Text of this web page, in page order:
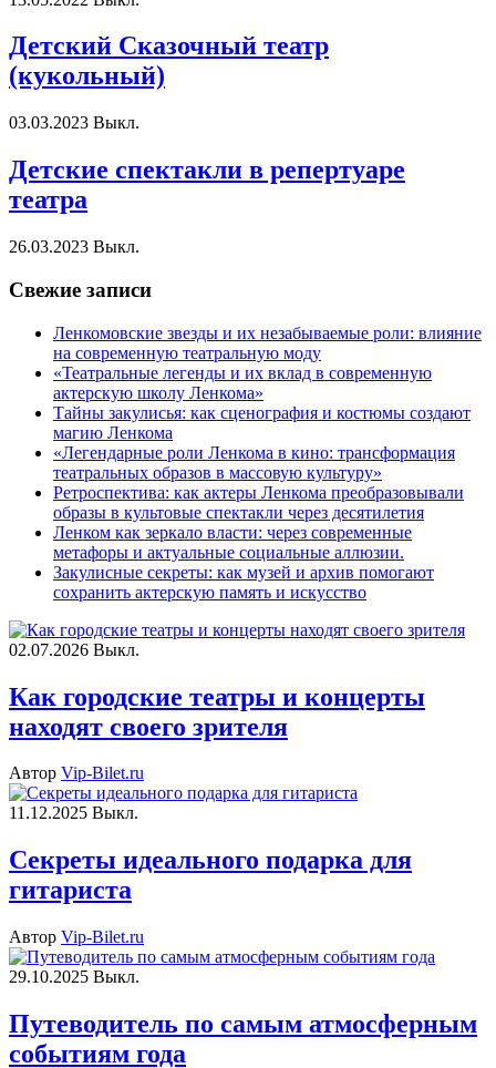
Детский Сказочный театр
(кукольный)
03.03.2023 Выкл.
Детские спектакли в репертуаре
театра
26.03.2023 Выкл.
Свежие записи
Ленкомовские звезды и их незабываемые роли: влияние
на современную театральную моду
«Театральные легенды и их вклад в современную
актерскую школу Ленкома»
Тайны закулисья: как сценография и костюмы создают
магию Ленкома
«Легендарные роли Ленкома в кино: трансформация
театральных образов в массовую культуру»
Ретроспектива: как актеры Ленкома преобразовывали
образы в культовые спектакли через десятилетия
Ленком как зеркало власти: через современные
метафоры и актуальные социальные аллюзии.
Закулисные секреты: как музей и архив помогают
сохранить актерскую память и искусство
02.07.2026 Выкл.
Как городские театры и концерты
находят своего зрителя
Автор Vip-Bilet.ru
11.12.2025 Выкл.
Секреты идеального подарка для
гитариста
Автор Vip-Bilet.ru
29.10.2025 Выкл.
Путеводитель по самым атмосферным
событиям года